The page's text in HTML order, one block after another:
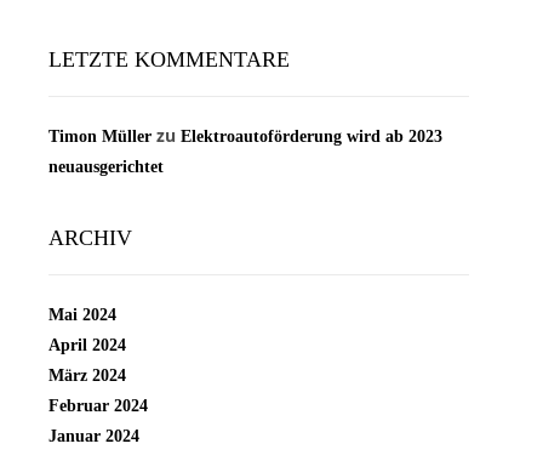
LETZTE KOMMENTARE
Timon Müller zu Elektroautoförderung wird ab 2023
neuausgerichtet
ARCHIV
Mai 2024
April 2024
März 2024
Februar 2024
Januar 2024